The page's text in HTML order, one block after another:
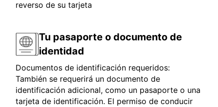
reverso de su tarjeta
Tu pasaporte o documento de
identidad
Documentos de identificación requeridos:
También se requerirá un documento de
identificación adicional, como un pasaporte o una
tarjeta de identificación. El permiso de conducir